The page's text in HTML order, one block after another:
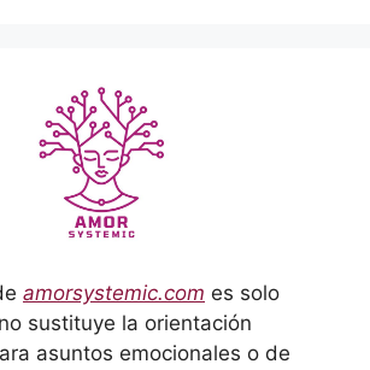
amorsystemic.com es solo
sustituye la orientación
asuntos emocionales o de